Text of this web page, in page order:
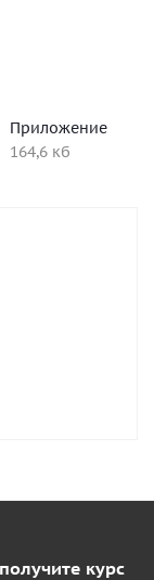
Приложение
164,6 кб
курс